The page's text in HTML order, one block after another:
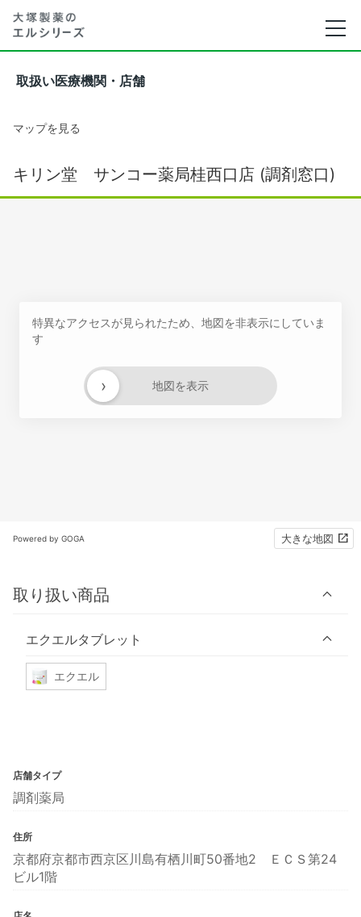
取扱い医療機関・店舗
マップを見る
キリン堂 サンコー薬局桂西口店 (調剤窓口)
特異なアクセスが見られたため、地図を非表示にしていま
す
地図を表示
›
Powered by GOGA 大きな地図
取り扱い商品
エクエルタブレット
エクエル
店舗タイプ
調剤薬局
住所
京都府京都市西京区川島有栖川町50番地2 ＥＣＳ第24
ビル1階